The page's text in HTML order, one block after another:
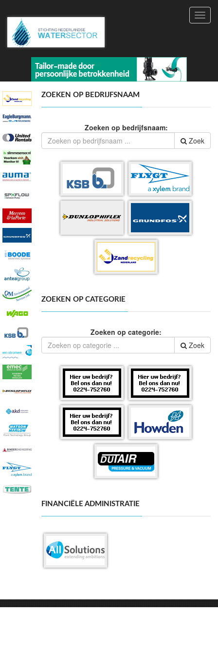
ZOEKEN OP BEDRIJFSNAAM
Zoeken op bedrijfsnaam:
Zoek
ZOEKEN OP CATEGORIE
Zoeken op categorie:
Zoek
FINANCIËLE ADMINISTRATIE